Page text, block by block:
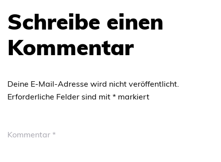
Schreibe einen
Kommentar
Deine E-Mail-Adresse wird nicht veröffentlicht.
Erforderliche Felder sind mit * markiert
Kommentar *